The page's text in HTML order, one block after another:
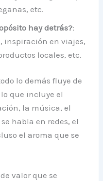
etc.
hay detrás?:
inspiración en viajes,
locales, etc.
lo demás fluye de
que incluye el
la música, el
habla en redes, el
el aroma que se
valor que se